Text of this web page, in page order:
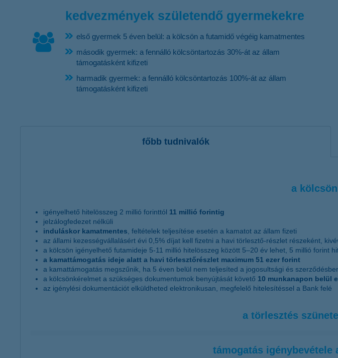
kedvezmények születendő gyermekekre
első gyermek 5 éven belül: a kölcsön a futamidő végéig kamatmentes
második gyermek: a fennálló kölcsöntartozás 30%-át az állam
támogatásként kifizeti
harmadik gyermek: a fennálló kölcsöntartozás 100%-át az állam
támogatásként kifizeti
főbb tudnivalók
a
igényelhető hitelösszeg 2 millió forinttól 11 millió forintig
jelzálogfedezet nélküli
induláskor kamatmentes , feltételek teljesítése esetén a kamatot az állam fizeti
az állami kezességvállalásért évi 0,5% díjat kell fizetni a havi törlesztő-részlet részeként,
a kölcsön igényelhető futamideje 5-11 millió hitelösszeg között 5–20 év lehet, 5 millió forint
a kamattámogatás ideje alatt a havi törlesztőrészlet maximum 51 ezer forint
a kamattámogatás megszűnik, ha 5 éven belül nem teljesíted a jogosultsági és
a kölcsönkérelmet a szükséges dokumentumok benyújtását követő 10 munkanapon belül
az igénylési dokumentációt elküldheted elektronikusan, megfelelő hitelesítéssel a Bank felé
a törlesztés
amennyiben a kölcsönkérelem benyújtása után5 éven belül az
támogatás igénybevétele